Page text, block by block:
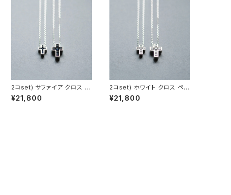
2コset) サファイア クロス ペ
ア ネックレス シルバー925
¥21,800
2コset) ホワイト クロス ペア
ネックレス シルバー925
¥21,800